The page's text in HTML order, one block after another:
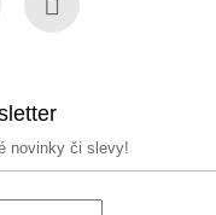
novinky či slevy!